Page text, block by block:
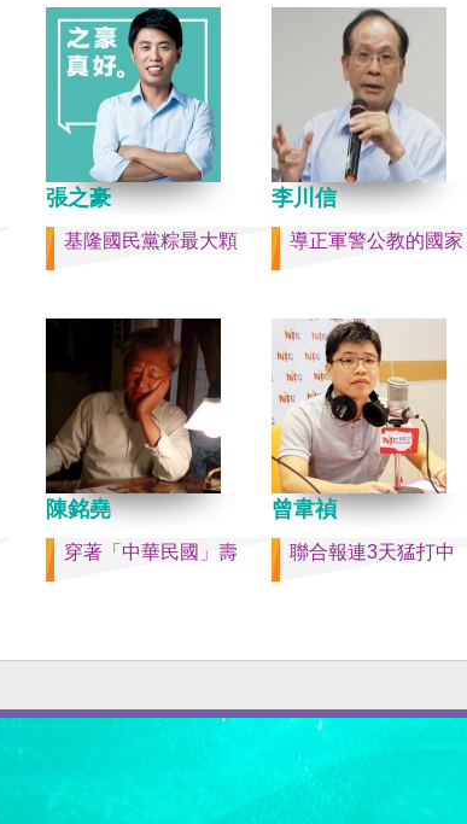
易煉紅、前應急管理部部長
喜、前重慶市長胡衡華等。
聯部部長劉建超、前工信部
金壯龍、前中央軍民融合辦
副主任雷凡培，都是被不正
職。 最新的河北黨書記倪岳
「另有任用」，應該是與德
聲與紐約時報披露張家口對
人士動態控制平台被登錄有
這些大清洗是反映習近平的
張之豪
基隆國民黨粽最大顆
李川信
導正軍警公教的國家
陳銘堯
穿著「中華民國」壽
曾韋禎
聯合報連3天猛打中